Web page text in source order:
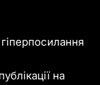
на